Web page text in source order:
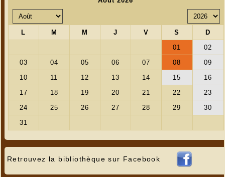
Retrouvez la bibliothèque sur Facebook